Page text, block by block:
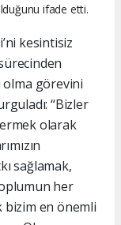
ifade etti.
kesintisiz
görevini
“Bizler
olarak
sağlamak,
her
en önemli